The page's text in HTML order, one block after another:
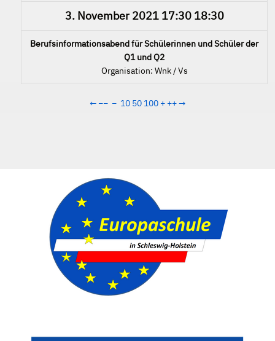
3. November 202117:30 18:30
Berufsinformationsabend für Schülerinnen und Schüler der
Q1 und Q2
Organisation: Wnk / Vs
← −− − 10 50 100 + ++→